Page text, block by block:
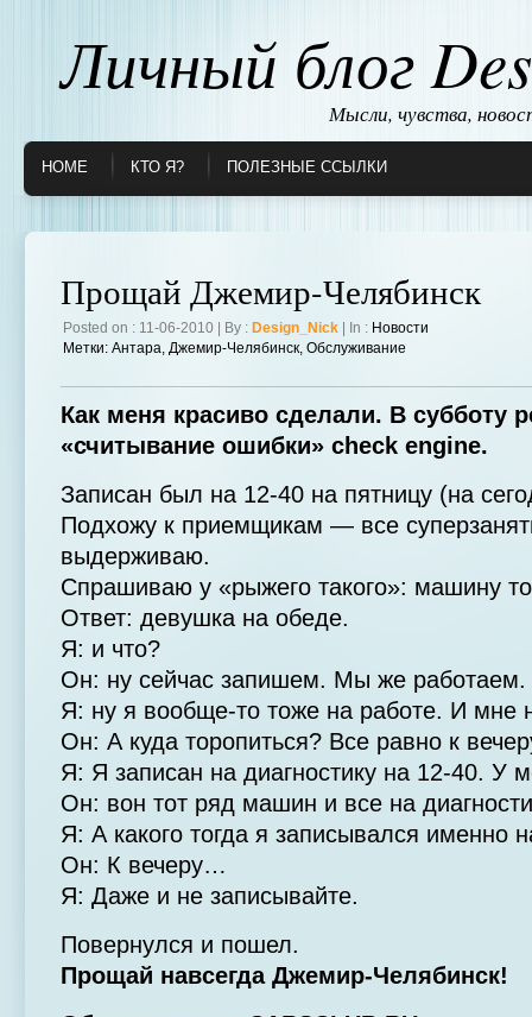
Личный блог
Мысли, чувства,
HOME КТО Я? ПОЛЕЗНЫЕ ССЫЛКИ
Прощай Джемир-Челябинск
Posted on : 11-06-2010 | By : Design_Nick | In : Новости
Метки: Антара, Джемир-Челябинск, Обслуживание
Как меня красиво сделали. В субботу
«считывание ошибки» check engine.
Записан был на 12-40 на пятницу (на
Подхожу к приемщикам — все
выдерживаю.
Спрашиваю у «рыжего такого»: машину то
Ответ: девушка на обеде.
Я: и что?
Он: ну сейчас запишем. Мы же работаем.
Я: ну я вообще-то тоже на работе. И мне
Он: А куда торопиться? Все равно к
Я: Я записан на диагностику на 12-40. У
Он: вон тот ряд машин и все на
Я: А какого тогда я записывался именно
Он: К вечеру…
Я: Даже и не записывайте.
Повернулся и пошел.
Прощай навсегда Джемир-Челябинск!